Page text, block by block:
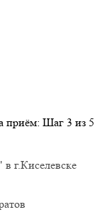
приём: Шаг 3 из 5
г.Киселевске